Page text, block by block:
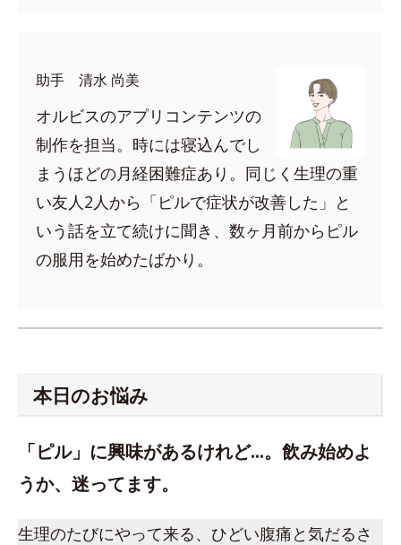
助手 清水 尚美
オルビスのアプリコンテンツの
制作を担当。時には寝込んでし
まうほどの月経困難症あり。同じく生理の重
い友人2人から「ピルで症状が改善した」と
いう話を立て続けに聞き、数ヶ月前からピル
の服用を始めたばかり。
本日のお悩み
「ピル」に興味があるけれど…。飲み始めよ
うか、迷ってます。
生理のたびにやって来る、ひどい腹痛と気だるさ